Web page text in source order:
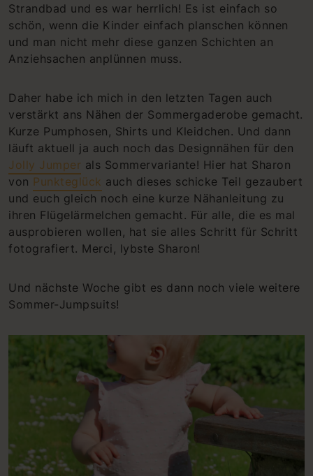
Strandbad und es war herrlich! Es ist einfach so
schön, wenn die Kinder einfach planschen können
und man nicht mehr diese ganzen Schichten an
Anziehsachen anplünnen muss.
Daher habe ich mich in den letzten Tagen auch
verstärkt ans Nähen der Sommergaderobe gemacht.
Kurze Pumphosen, Shirts und Kleidchen. Und dann
läuft aktuell ja auch noch das Designnähen für den
Jolly Jumper als Sommervariante! Hier hat Sharon
von Punkteglück auch dieses schicke Teil gezaubert
und euch gleich noch eine kurze Nähanleitung zu
ihren Flügelärmelchen gemacht. Für alle, die es mal
ausprobieren wollen, hat sie alles Schritt für Schritt
fotografiert. Merci, lybste Sharon!
Und nächste Woche gibt es dann noch viele weitere
Sommer-Jumpsuits!